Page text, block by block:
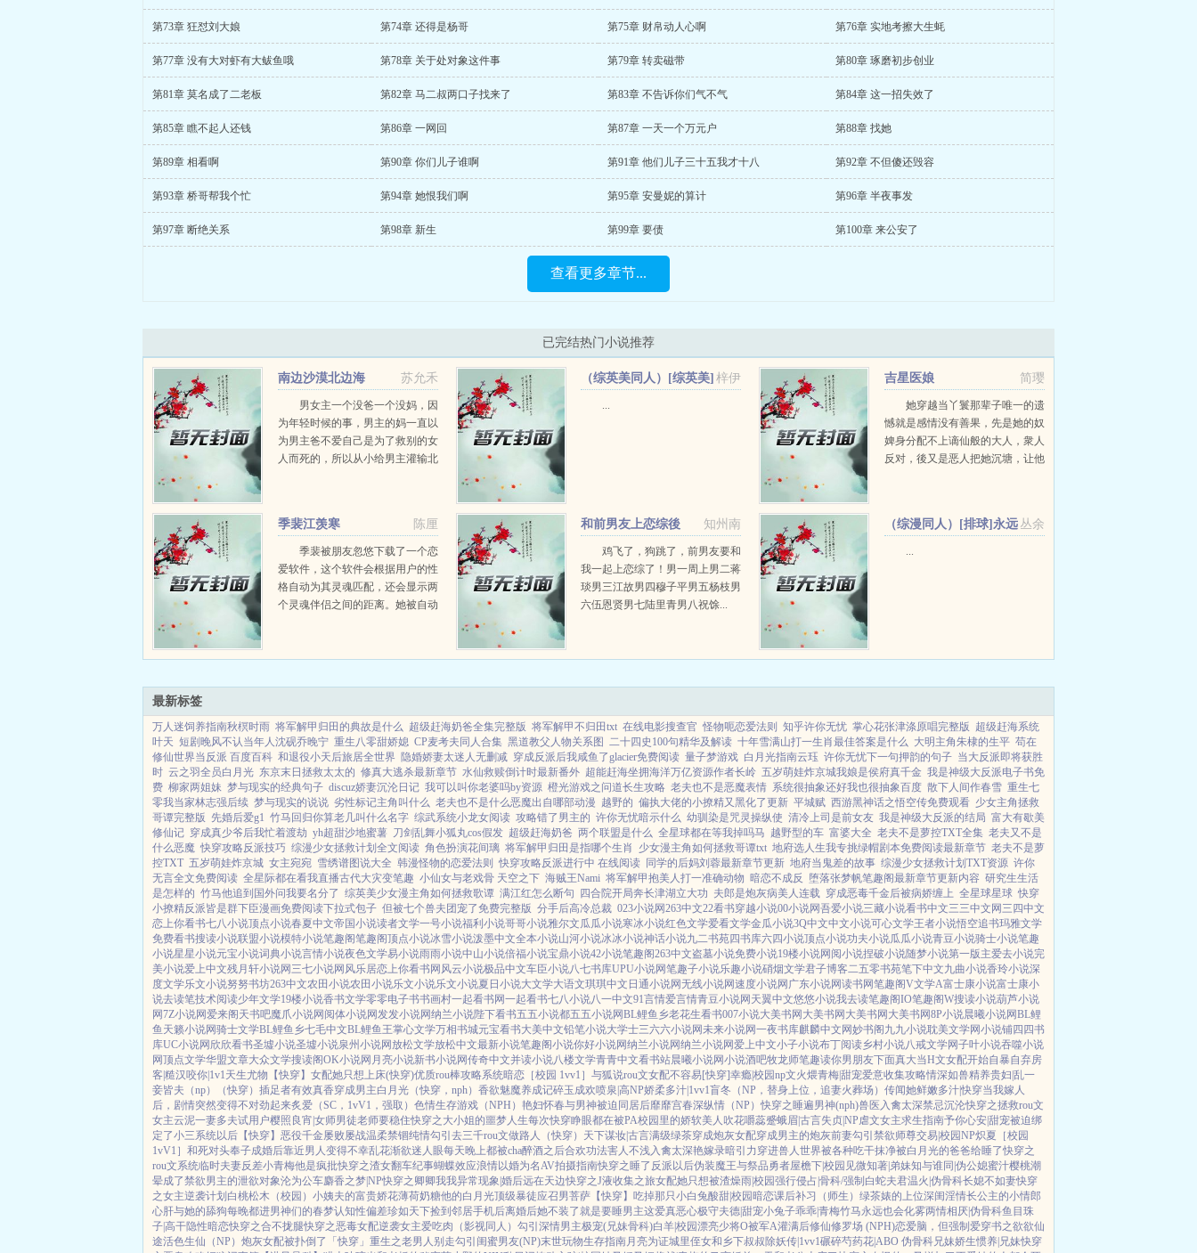
第73章 狂怼刘大娘 第74章 还得是杨哥 第75章 财帛动人心啊 第76章 实地考擦大生蚝
第77章 没有大对虾有大鲅鱼哦 第78章 关于处对象这件事 第79章 转卖磁带 第80章 琢磨初步创业
第81章 莫名成了二老板 第82章 马二叔两口子找来了 第83章 不告诉你们气不气 第84章 这一招失效了
第85章 瞧不起人还钱 第86章 一网回 第87章 一天一个万元户 第88章 找她
第89章 相看啊 第90章 你们儿子谁啊 第91章 他们儿子三十五我才十八 第92章 不但傻还毁容
第93章 桥哥帮我个忙 第94章 她恨我们啊 第95章 安曼妮的算计 第96章 半夜事发
第97章 断绝关系 第98章 新生 第99章 要债 第100章 来公安了
查看更多章节...
已完结热门小说推荐
苏允禾
南边沙漠北边海
男女主一个没爸一个没妈，因
为年轻时候的事，男主的妈一直以
为男主爸不爱自己是为了救别的女
人而死的，所以从小给男主灌输北
一个地方的一个家庭的两个女...
梓伊
（综英美同人）[综英美]
...
简璎
吉星医娘
她穿越当丫鬟那辈子唯一的遗
憾就是感情没有善果，先是她的奴
婢身分配不上谪仙般的大人，衆人
反对，後又是恶人把她沉塘，让他
陈厘
季裴江羡寒
季裴被朋友忽悠下载了一个恋
爱软件，这个软件会根据用户的性
格自动为其灵魂匹配，还会显示两
个灵魂伴侣之间的距离。她被自动
子，高贵冷艳令姬崽着迷，季裴鬼
知州南
和前男友上恋综後
鸡飞了，狗跳了，前男友要和
我一起上恋综了！男一周上男二蒋
琰男三江故男四穆子平男五杨枝男
六伍恩贤男七陆里青男八祝馀...
丛余
（综漫同人）[排球]永远
...
最新标签
万人迷饲养指南秋榠时雨 将军解甲归田的典故是什么 超级赶海奶爸全集完整版 将军解甲不归田txt 在线电影搜查官 怪物呃恋爱法则 知乎许你无忧 掌心花张津涤原唱完整版 超级赶海系统
叶天 短剧晚风不认当年人沈砚乔晚宁 重生八零甜娇媳 CP麦考夫同人合集 黑道教父人物关系图 二十四史100句精华及解读 十年雪满山打一生肖最佳答案是什么 大明主角朱棣的生平 苟在
修仙世界当反派 百度百科 和退役小天后旅居全世界 隐婚娇妻太迷人无删减 穿成反派后我咸鱼了glacier免费阅读 量子梦游戏 白月光指南云珏 许你无忧下一句押韵的句子 当大反派即将获胜
时 云之羽全员白月光 东京末日拯救太太的 修真大逃杀最新章节 水仙救赎倒计时最新番外 超能赶海坐拥海洋万亿资源作者长岭 五岁萌娃炸京城我娘是侯府真千金 我是神级大反派电子书免
费 柳家两姐妹 梦与现实的经典句子 discuz娇妻沉沦日记 我可以叫你老婆吗by资源 橙光游戏之问道长生攻略 老夫也不是恶魔表情 系统很抽象还好我也很抽象百度 散下人间作春雪 重生七
零我当家林志强后续 梦与现实的说说 劣性标记主角叫什么 老夫也不是什么恶魔出自哪部动漫 越野的 偏执大佬的小撩精又黑化了更新 平城赋 西游黑神话之悟空传免费观看 少女主角拯救
哥谭完整版 先婚后爱g1 竹马回归你算老几叫什么名字 综武系统小龙女阅读 攻略错了男主的 许你无忧暗示什么 幼驯染是咒灵操纵使 清冷上司是前女友 我是神级大反派的结局 富大有歇美
修仙记 穿成真少爷后我忙着渡劫 yh超甜沙地蜜薯 刀剑乱舞小狐丸cos假发 超级赶海奶爸 两个联盟是什么 全星球都在等我掉吗马 越野型的车 富婆大全 老夫不是萝控TXT全集 老夫又不是
什么恶魔 快穿攻略反派技巧 综漫少女拯救计划全文阅读 角色扮演花间璃 将军解甲归田是指哪个生肖 少女漫主角如何拯救哥谭txt 地府选人生我专挑绿帽剧本免费阅读最新章节 老夫不是萝
控TXT 五岁萌娃炸京城 女主宛宛 雪绣谱图说大全 韩漫怪物的恋爱法则 快穿攻略反派进行中 在线阅读 同学的后妈刘蓉最新章节更新 地府当鬼差的故事 综漫少女拯救计划TXT资源 许你
无言全文免费阅读 全星际都在看我直播古代大灾变笔趣 小仙女与老戏骨 天空之下 海贼王Nami 将军解甲抱美人打一准确动物 暗恋不成反 堕落张梦帆笔趣阁最新章节更新内容 研究生生活
是怎样的 竹马他追到国外问我要名分了 综英美少女漫主角如何拯救歌谭 满江红怎么断句 四合院开局奔长津湖立大功 夫郎是炮灰病美人连载 穿成恶毒千金后被病娇缠上 全星球星球 快穿
小撩精反派皆是群下臣漫画免费阅读下拉式包子 但被七个兽夫团宠了免费完整版 分手后高冷总裁 023小说网263中文22看书穿越小说00小说网吾爱小说三藏小说看书中文三三中文网 三四中文
恋上你看书七八小说顶点小说春夏中文帝国小说读者文学一号小说福利小说哥哥小说雅尔文瓜瓜小说寒冰小说红色文学爱看文学金瓜小说3Q中文中文小说可心文学王者小说悟空追书玛雅文学
免费看书搜读小说联盟小说模特小说笔趣阁笔趣阁顶点小说冰雪小说泼墨中文全本小说山河小说冰冰小说神话小说九二书苑四书库六四小说顶点小说功夫小说瓜瓜小说青豆小说骑士小说笔趣
小说星星小说元宝小说词典小说言情小说夜色文学易小说雨雨小说中山小说倍福小说宝鼎小说42小说笔趣阁263中文盗墓小说免费小说19楼小说网阅小说捏破小说随梦小说第一版主爱去小说完
美小说爱上中文残月轩小说网 三七小说网 风乐居恋上你看书网 风云小说极品中文车臣小说八七书库UPU小说网笔趣子小说乐趣小说硝烟文学君子博客二五零书苑笔下中文九曲小说香玲小说深
度文学乐文小说努努书坊263中文农田小说农田小说乐文小说乐文小说夏日小说大文学大语文琪琪中文 日通小说网无线小说网速度小说网 广东小说网读书网笔趣阁V文学A富士康小说富士康小
说去读笔技术阅读少年文学19楼小说香书文学零零电子书书画村一起看书网一起看书七八小说八一中文91言情爱言情青豆小说网 天翼中文悠悠小说我去读笔趣阁IO笔趣阁W搜读小说葫芦小说
网7Z小说网爱来阁 天书吧魔爪小说网 阅体小说网发发小说网纳兰小说陛下看书五五小说都五五小说网BL鲤鱼乡老花生看书007小说大美书网 大美书网 大美书网 大美书网8P小说晨曦小说网BL鲤
鱼 天籁小说网骑士文学BL鲤鱼乡七毛中文BL鲤鱼王掌心文学万相书城元宝看书大美中文铅笔小说大学士三六六小说网未来小说网一夜书库麒麟中文网妙书阁 九九小说耽美文学网小说铺四四书
库UC小说网 欣欣看书圣墟小说圣墟小说泉州小说网放松文学放松中文最新小说笔趣阁小说你好小说网纳兰小说网纳兰小说网爱上中文小子小说布丁阅读乡村小说八戒文学网子叶小说吞噬小说
网顶点文学华盟文章大众文学搜读阁OK小说网 月亮小说新书小说网传奇中文并读小说八楼文学青青中文看书站晨曦小说网小说酒吧牧龙师笔趣读你男朋友下面真大当H文女配开始自暴自弃房
客|糙汉咬你|1v1天生尤物【快穿】 女配她只想上床(快穿)优质rou棒攻略系统暗恋［校园 1vv1］ 与狐说rou文女配不容易[快穿]幸瘾|校园np文火煨青梅|甜宠爱意收集攻略情深如兽精养贵妇|乱一
妾皆夫（np）
（快穿）插足者有效真香穿成男主白月光（快穿，nph） 香欲魅魔养成记碎玉成欢喷泉|高NP娇柔多汁|1vv1盲冬（NP，替身上位，追妻火葬场） 传闻她鲜嫩多汁|快穿当我嫁人
后，剧情突然变得不对劲起来炙爱（SC，1vV1，强取） 色情生存游戏（NPH） 艳妇怀春与男神被迫同居后靡靡宫春深纵情（NP）快穿之睡遍男神(nph)兽医 入禽太深禁忌沉沦快穿之拯救rou文
女主云泥一妻多夫试用户樱照良宵|女师男徒老师要稳住快穿之大小姐的噩梦人生每次快穿睁眼都在被PA校园里的娇软美人 吹花嚼蕊蹙蛾眉|古言失贞|NP虐文女主求生指南予你心安|甜宠被迫绑
定了小三系统以后【快穿】 恶役千金屡败屡战温柔禁锢纯情勾引 去三千rou文做路人（快穿） 天下谋妆|古言满级绿茶穿成炮灰女配穿成男主的炮灰前妻勾引禁欲师尊交易|校园NP炽夏［校园
1vV1］ 和死对头奉子成婚后靠近男人变得不幸乱花渐欲迷人眼每天晚上都被cha醉酒之后合欢功法害人不浅入禽太深艳嫁录暗引力穿进兽人世界被各种吃干抹净被白月光的爸爸给睡了快穿之
rou文系统临时夫妻反差小青梅他是疯批快穿之渣女翻车纪事蝴蝶效应浪情以婚为名AV拍摄指南快穿之睡了反派以后伪装魔王与祭品勇者屋檐下|校园 见微知著|弟妹知与谁同|伪公媳蜜汁樱桃潮
晕成了禁欲男主的泄欲对象沦为公车麝香之梦|NP快穿之卿卿我我异常现象|婚后远在天边快穿之J液收集之旅女配她只想被渣燥雨|校园强行侵占|骨科/强制 白蛇夫君温火|伪骨科长媳不如妻快穿
之女主逆袭计划 白桃松木（校园） 小姨夫的富贵娇花薄荷奶糖他的白月光顶级暴徒应召男菩萨 【快穿】吃掉那只小白兔酸甜|校园暗恋课后补习（师生） 绿茶婊的上位深闺淫情长公主的小情郎
心肝与她的舔狗每晚都进男神们的春梦认知性偏差珍如天下捡到邻居手机后离婚后她不装了就是要睡男主这爱真恶心极守夫德|甜宠小兔子乖乖|青梅竹马永远也会化雾两情相厌|伪骨科鱼目珠
子|高干隐性暗恋快穿之合不拢腿快穿之恶毒女配逆袭女主爱吃肉 （影视同人）勾引深情男主极宠(兄妹骨科)白羊|校园漂亮少将O被军A灌满后修仙修罗场 (NPH)恋爱脑，但强制爱穿书之欲欲仙
途活色生仙（NP） 炮灰女配被扑倒了「快穿」 重生之老男人别走勾引闺蜜男友(NP)末世玩物生存指南月亮为证城里侄女和乡下叔叔除妖传|1vv1碾碎芍药花|ABO 伪骨科兄妹娇生惯养|兄妹快穿